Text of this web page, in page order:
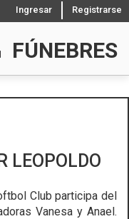
Ingresar Registrarse
FÚNEBRES
LEOPOLDO
Club participa del
Vanesa y Anael.